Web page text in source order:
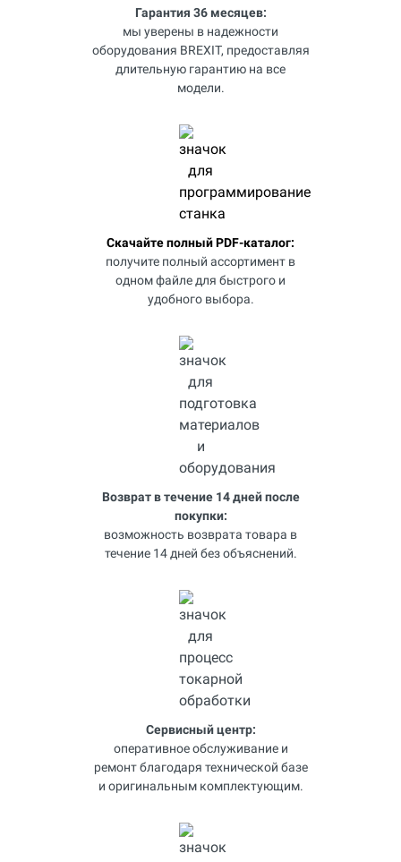
Гарантия 36 месяцев:
мы уверены в надежности
оборудования BREXIT, предоставляя
длительную гарантию на все
модели.
Скачайте полный PDF-каталог:
получите полный ассортимент в
одном файле для быстрого и
удобного выбора.
Возврат в течение 14 дней после
покупки:
возможность возврата товара в
течение 14 дней без объяснений.
Сервисный центр:
оперативное обслуживание и
ремонт благодаря технической базе
и оригинальным комплектующим.